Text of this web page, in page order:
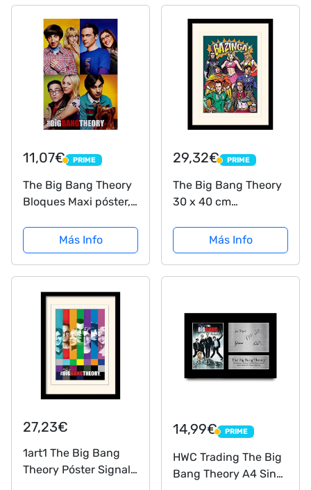
11,07€ PRIME
PRIME
The Big Bang Theory
Bloques Maxi póster,
Más Info
29,32€ PRIME
PRIME
The Big Bang Theory
30 x 40 cm
y impresión
enmarcada
Más Info
27,23€
1art1 The Big Bang
Theory Póster Signals
14,99€ PRIME
PRIME
HWC Trading The Big
Bang Theory A4 Sin